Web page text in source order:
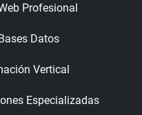
Profesional
Datos
Vertical
Especializadas